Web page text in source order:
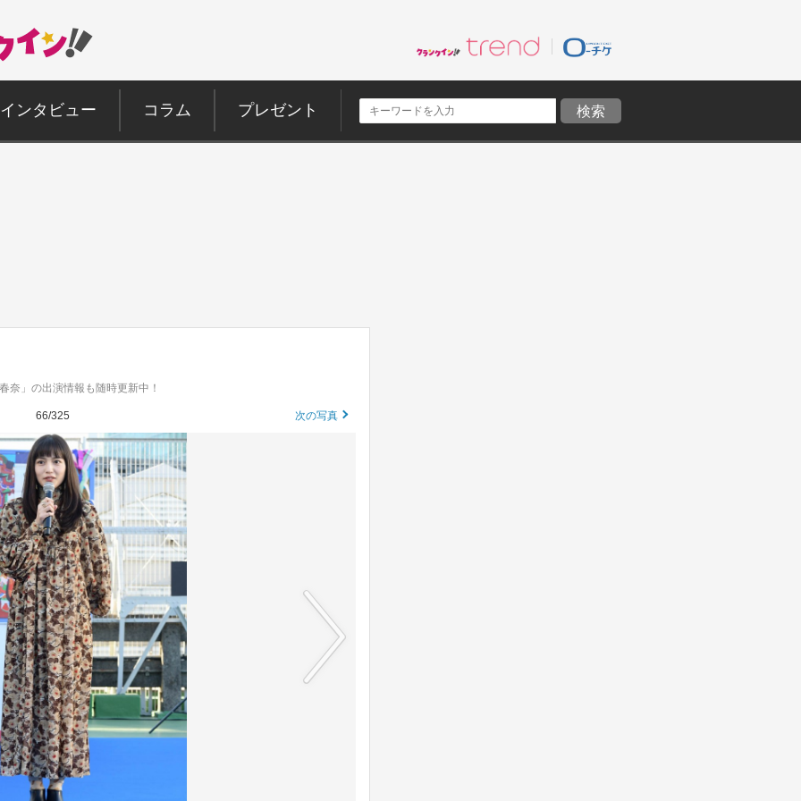
インタビュー コラム プレゼント
奈」の出演情報も随時更新中！
66/325 次の写真